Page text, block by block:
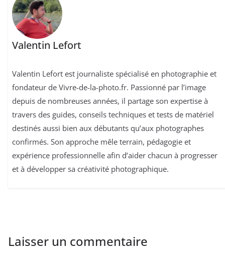
Valentin Lefort
Valentin Lefort est journaliste spécialisé en photographie et
fondateur de Vivre-de-la-photo.fr. Passionné par l’image
depuis de nombreuses années, il partage son expertise à
travers des guides, conseils techniques et tests de matériel
destinés aussi bien aux débutants qu’aux photographes
confirmés. Son approche mêle terrain, pédagogie et
expérience professionnelle afin d’aider chacun à progresser
et à développer sa créativité photographique.
Laisser un commentaire